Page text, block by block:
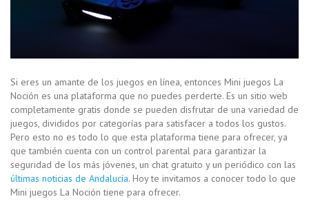
Si eres un amante de los juegos en línea, entonces Mini juegos La
Noción es una plataforma que no puedes perderte. Es un sitio web
completamente gratis donde se pueden disfrutar de una variedad de
juegos, divididos por categorías para satisfacer a todos los gustos.
Pero esto no es todo lo que esta plataforma tiene para ofrecer, ya
que también cuenta con un control parental para garantizar la
seguridad de los más jóvenes, un chat gratuito y un periódico con las
últimas noticias de Andalucía. Hoy te invitamos a conocer todo lo que
Mini juegos La Noción tiene para ofrecer.